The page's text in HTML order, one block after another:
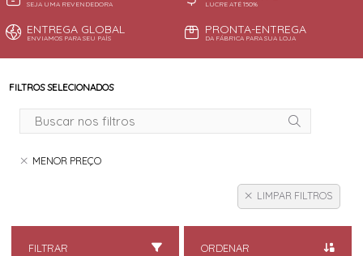
SEJA UMA REVENDEDORA LUCRE ATÉ 150%
ENTREGA GLOBAL
ENVIAMOS PARA SEU PAÍS
PRONTA-ENTREGA
DA FÁBRICA PARA SUA LOJA
FILTROS SELECIONADOS
MENOR PREÇO
LIMPAR FILTROS
FILTRAR ORDENAR